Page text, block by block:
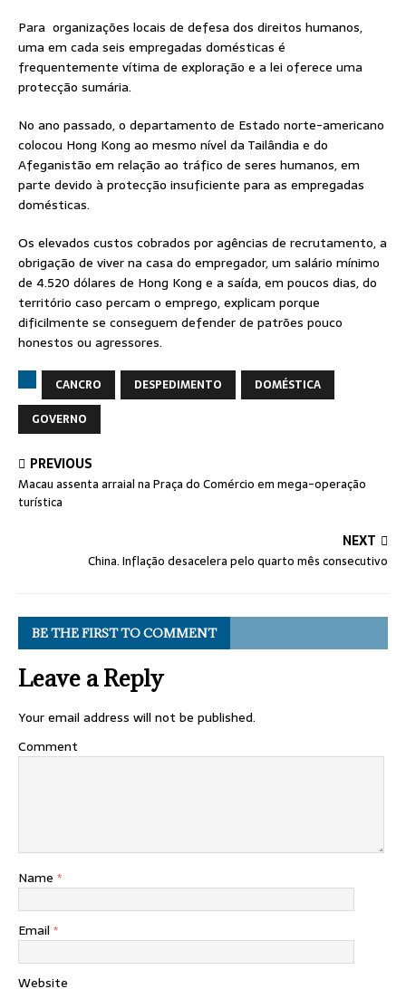
Para organizações locais de defesa dos direitos humanos,
uma em cada seis empregadas domésticas é
frequentemente vítima de exploração e a lei oferece uma
protecção sumária.
No ano passado, o departamento de Estado norte-americano
colocou Hong Kong ao mesmo nível da Tailândia e do
Afeganistão em relação ao tráfico de seres humanos, em
parte devido à protecção insuficiente para as empregadas
domésticas.
Os elevados custos cobrados por agências de recrutamento, a
obrigação de viver na casa do empregador, um salário mínimo
de 4.520 dólares de Hong Kong e a saída, em poucos dias, do
território caso percam o emprego, explicam porque
dificilmente se conseguem defender de patrões pouco
honestos ou agressores.
CANCRO DESPEDIMENTO
DOMÉSTICA
GOVERNO
PREVIOUS
Macau assenta arraial na Praça do Comércio em mega-operação
turística
NEXT
China. Inflação desacelera pelo quarto mês consecutivo
BE THE FIRST TO COMMENT
Leave a Reply
Your email address will not be published.
Comment
Name *
Email *
Website